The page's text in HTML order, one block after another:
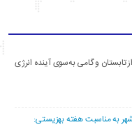
تابستان و گامی به‌سوی آینده انرژی
به مناسبت هفته بهزیستی: